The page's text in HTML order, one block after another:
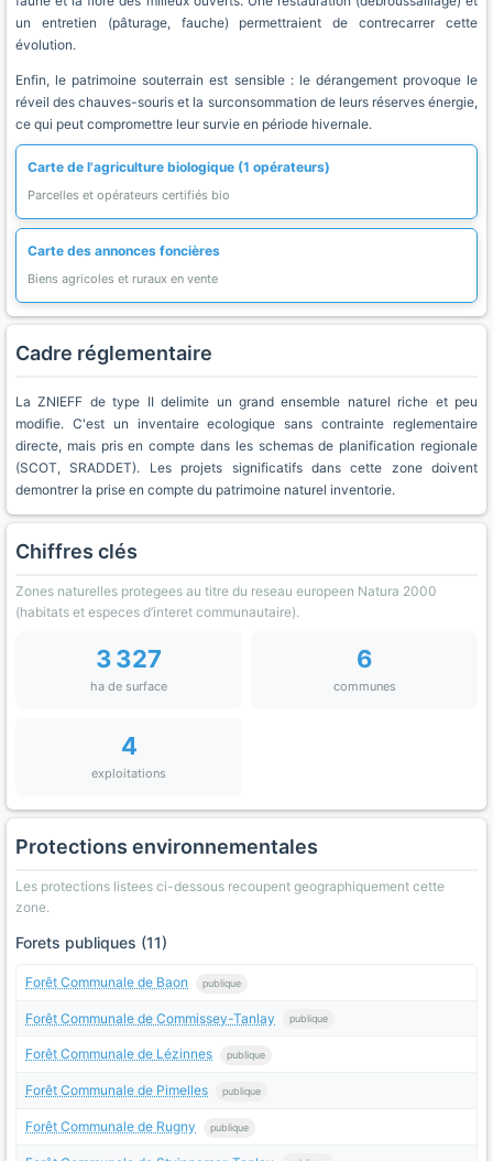
un entretien (pâturage, fauche) permettraient de contrecarrer cette
évolution.
Enfin, le patrimoine souterrain est sensible : le dérangement provoque le
réveil des chauves-souris et la surconsommation de leurs réserves énergie,
ce qui peut compromettre leur survie en période hivernale.
Carte de l'agriculture biologique (1 opérateurs)
Parcelles et opérateurs certifiés bio
Carte des annonces foncières
Biens agricoles et ruraux en vente
Cadre réglementaire
La ZNIEFF de type II delimite un grand ensemble naturel riche et peu
modifie. C'est un inventaire ecologique sans contrainte reglementaire
directe, mais pris en compte dans les schemas de planification regionale
(SCOT, SRADDET). Les projets significatifs dans cette zone doivent
demontrer la prise en compte du patrimoine naturel inventorie.
Chiffres clés
Zones naturelles protegees au titre du reseau europeen Natura 2000
(habitats et especes d’interet communautaire).
3 327
ha de surface
6
communes
4
exploitations
Protections environnementales
Les protections listees ci-dessous recoupent geographiquement cette
zone.
Forets publiques (11)
Forêt Communale de Baon publique
Forêt Communale de Commissey-Tanlay publique
Forêt Communale de Lézinnes publique
Forêt Communale de Pimelles publique
Forêt Communale de Rugny publique